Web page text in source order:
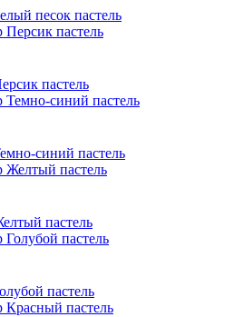
песок пастель
пастель
синий пастель
пастель
пастель